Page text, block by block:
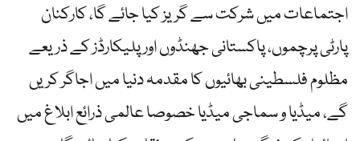
اجتماعات میں شرکت سے گریز کیا جائے گا، کارکنان
پارٹی پرچموں، پاکستانی جھنڈوں اور پلیکارڈز کے ذریعے
مظلوم فلسطینی بھائیوں کا مقدمہ دنیا میں اجاگر کریں
گے، میڈیا و سماجی میڈیا خصوصا عالمی ذرائع ابلاغ میں